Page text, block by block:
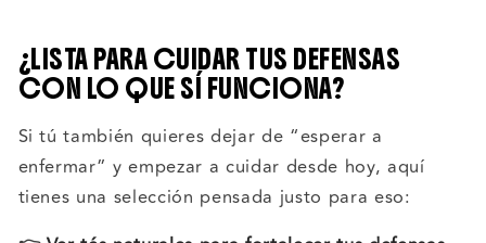
¿LISTA PARA CUIDAR TUS DEFENSAS
CON LO QUE SÍ FUNCIONA?
Si tú también quieres dejar de “esperar a
enfermar” y empezar a cuidar desde hoy, aquí
tienes una selección pensada justo para eso: